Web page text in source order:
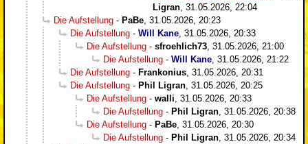
Ligran 31.05.2026, 22:04
Die Aufstellung - PaBe 31.05.2026, 20:23
Die Aufstellung - Will Kane 31.05.2026, 20:33
Die Aufstellung - sfroehlich73 31.05.2026, 21:00
Die Aufstellung - Will Kane 31.05.2026, 21:22
Die Aufstellung - Frankonius 31.05.2026, 20:31
Die Aufstellung - Phil Ligran 31.05.2026, 20:25
Die Aufstellung - walli 31.05.2026, 20:33
Die Aufstellung - Phil Ligran 31.05.2026, 20:38
Die Aufstellung - PaBe 31.05.2026, 20:30
Die Aufstellung - Phil Ligran 31.05.2026, 20:34